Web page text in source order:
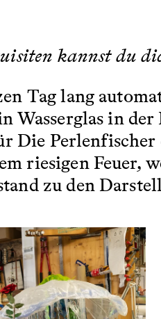
kannst du
Tag lang
Wasserglas in
Die
riesigen Feuer,
zu den